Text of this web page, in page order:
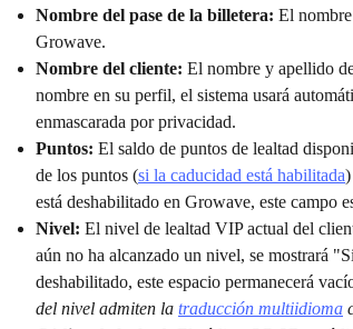
Nombre del pase de la billetera: El
Growave.
Nombre del cliente: El nombre y apellido
nombre en su perfil, el sistema usará
enmascarada por privacidad.
Puntos: El saldo de puntos de lealtad
de los puntos (si la caducidad está habilitada
está deshabilitado en Growave, este campo
Nivel: El nivel de lealtad VIP actual del
aún no ha alcanzado un nivel, se mostrará
deshabilitado, este espacio permanecerá
del nivel admiten la traducción multiidioma